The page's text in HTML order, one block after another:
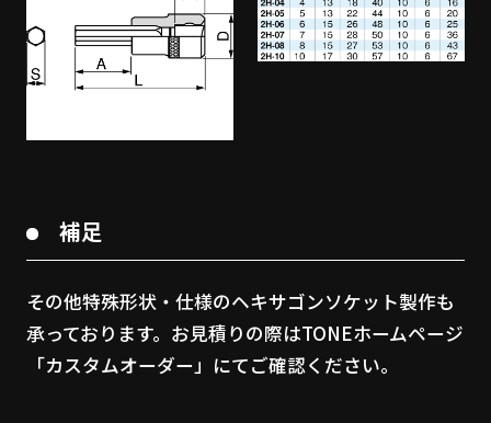
補足
その他特殊形状・仕様のヘキサゴンソケット製作も
承っております。お見積りの際はTONEホームページ
「カスタムオーダー」にてご確認ください。